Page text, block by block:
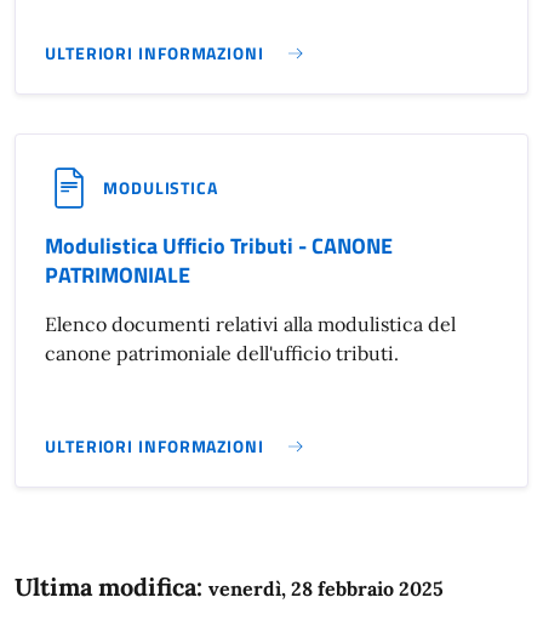
ULTERIORI INFORMAZIONI
MODULISTICA UFFICIO TRIBUTI - IMU}
MODULISTICA
Modulistica Ufficio Tributi - CANONE
PATRIMONIALE
Elenco documenti relativi alla modulistica del
canone patrimoniale dell'ufficio tributi.
ULTERIORI INFORMAZIONI
MODULISTICA UFFICIO TRIBUTI - CANONE PATRIMONIALE}
Ultima modifica: venerdì, 28 febbraio 2025